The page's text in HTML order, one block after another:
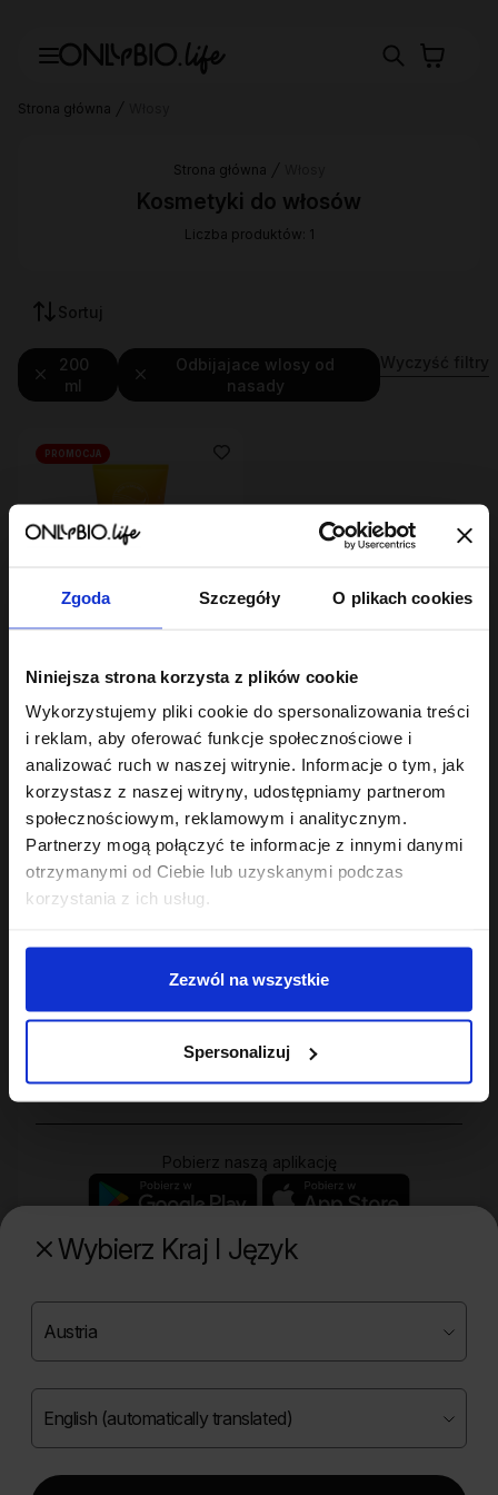
Zgoda Szczegóły O plikach cookies
Niniejsza strona korzysta z plików cookie
Wykorzystujemy pliki cookie do spersonalizowania treści
i reklam, aby oferować funkcje społecznościowe i
analizować ruch w naszej witrynie. Informacje o tym, jak
korzystasz z naszej witryny, udostępniamy partnerom
społecznościowym, reklamowym i analitycznym.
Partnerzy mogą połączyć te informacje z innymi danymi
otrzymanymi od Ciebie lub uzyskanymi podczas
korzystania z ich usług.
Zezwól na wszystkie
Spersonalizuj
Wybierz Kraj I Język
Strona główna
Strona główna
Kosmetyki do włosów
Liczba produktów: 1
Sortuj
200
ml
Odbijajace wlosy od
nasady
Stylizator proteinowy
kręconych 200ml
7,29 zł
Najniższa cena z 30 dni przed
PROMOCJA
Sklep
Twoje konto
Pobierz naszą aplikację
Poznaj naszą drugą markę